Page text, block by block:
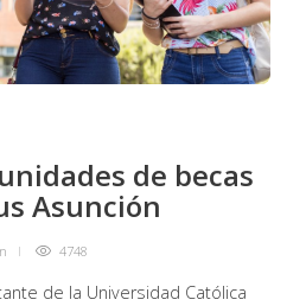
de becas
Asunción
4748
de la Universidad Católica